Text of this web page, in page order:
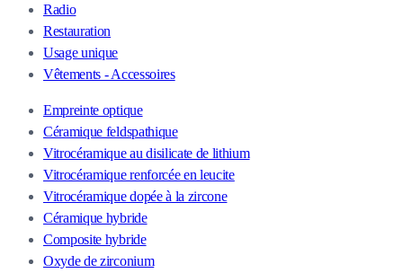
Radio
Restauration
Usage unique
Vêtements - Accessoires
Empreinte optique
Céramique feldspathique
Vitrocéramique au disilicate de lithium
Vitrocéramique renforcée en leucite
Vitrocéramique dopée à la zircone
Céramique hybride
Composite hybride
Oxyde de zirconium